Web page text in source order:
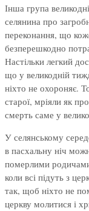
Інша група
селянина про
переконання, що
безперешкодно
Настільки легкий
що у великодній
ніхто не охороняє.
старої, мріяли як
смерть саме у
У селянському
в пасхальну ніч
померлими
коли всі підуть з
так, щоб ніхто не
церкву молитися і